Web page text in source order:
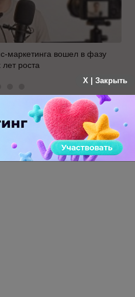
маркетинга вошел в фазу
лет роста
X | Закрыть